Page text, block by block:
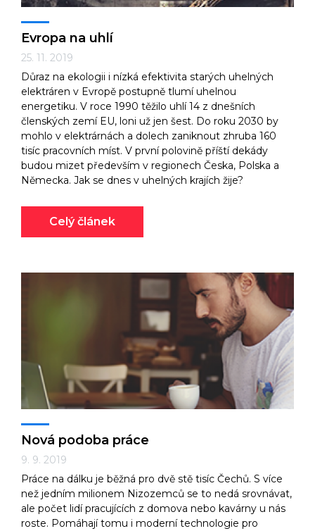
Evropa na uhlí
25. 11. 2019
Důraz na ekologii i nízká efektivita starých uhelných
elektráren v Evropě postupně tlumí uhelnou
energetiku. V roce 1990 těžilo uhlí 14 z dnešních
členských zemí EU, loni už jen šest. Do roku 2030 by
mohlo v elektrárnách a dolech zaniknout zhruba 160
tisíc pracovních míst. V první polovině příští dekády
budou mizet především v regionech Česka, Polska a
Německa. Jak se dnes v uhelných krajích žije?
Celý článek
Nová podoba práce
9. 9. 2019
Práce na dálku je běžná pro dvě stě tisíc Čechů. S více
než jedním milionem Nizozemců se to nedá srovnávat,
ale počet lidí pracujících z domova nebo kavárny u nás
roste. Pomáhají tomu i moderní technologie pro